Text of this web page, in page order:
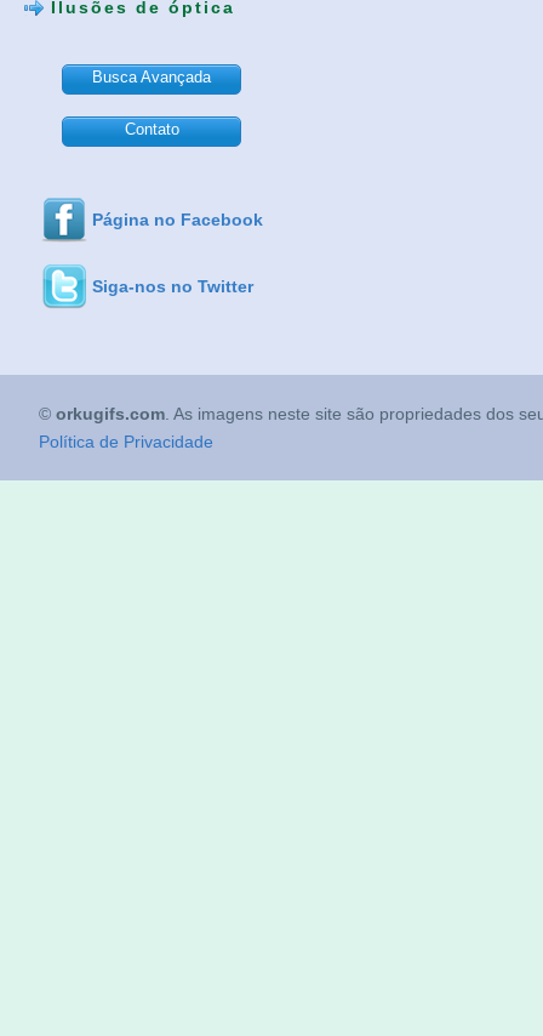
Ilusões de óptica
Busca Avançada
Contato
Página no Facebook
Siga-nos no Twitter
© orkugifs.com . As imagens neste site são propriedades dos
Política de Privacidade